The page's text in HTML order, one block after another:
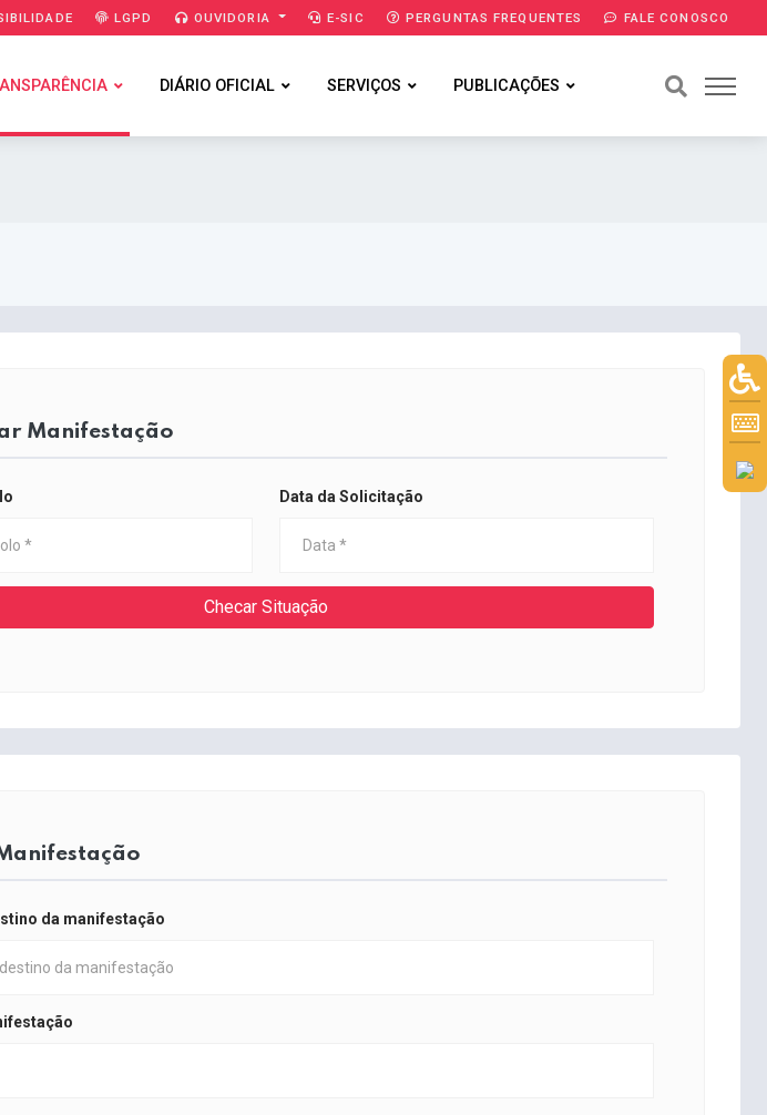
LGPD OUVIDORIA E-SIC PERGUNTAS FREQUENTES FALE CONOSCO
DIÁRIO OFICIAL SERVIÇOS PUBLICAÇÕES
Manifestação
Data da Solicitação
Checar Situação
da manifestação